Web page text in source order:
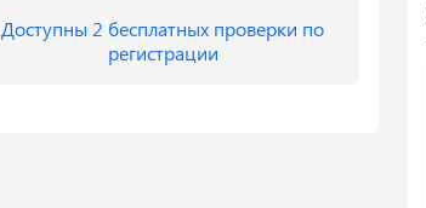
Доступны 2 бесплатных проверки по
регистрации